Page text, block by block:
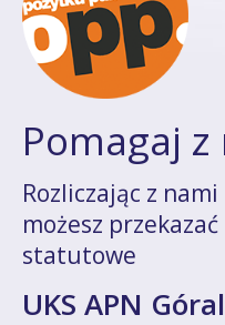
Pomagaj
Rozliczając z nami
możesz
statutowe
UKS APN